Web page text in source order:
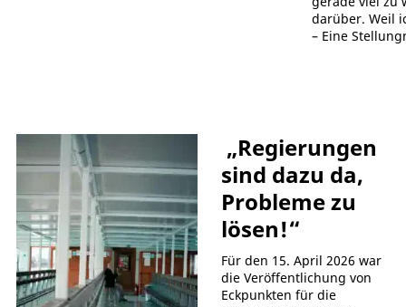
darüber. Weil
– Eine
„Regierungen
sind dazu da,
Probleme zu
lösen!“
Für den 15. April 2026 war
die Veröffentlichung von
Eckpunkten für die